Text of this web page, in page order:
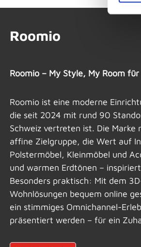
Roomio
Roomio – My Style, My Room
Roomio ist eine moderne
die seit 2024 mit rund 90
Schweiz vertreten ist. Die
affine Zielgruppe, die Wert auf
Polstermöbel, Kleinmöbel und
und warmen Erd­tönen –
Besonders praktisch: Mit dem
Wohnlösungen bequem online
ein stimmiges Omnichannel-
präsentiert werden – für ein